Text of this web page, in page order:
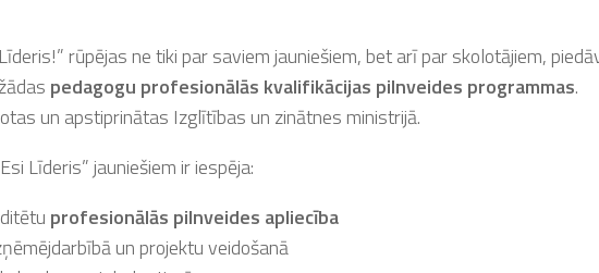
rūpējas ne tiki par saviem jauniešiem, bet arī par skolotājiem,
pedagogu profesionālās kvalifikācijas pilnveides programmas.
un apstiprinātas Izglītības un zinātnes ministrijā.
Līderis” jauniešiem ir iespēja:
profesionālās pilnveides apliecība
un projektu veidošanā